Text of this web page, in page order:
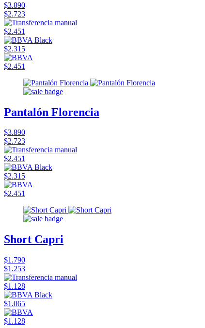
$3.890
$2.723
$2.451
$2.315
$2.451
Pantalón Florencia
$3.890
$2.723
$2.451
$2.315
$2.451
Short Capri
$1.790
$1.253
$1.128
$1.065
$1.128